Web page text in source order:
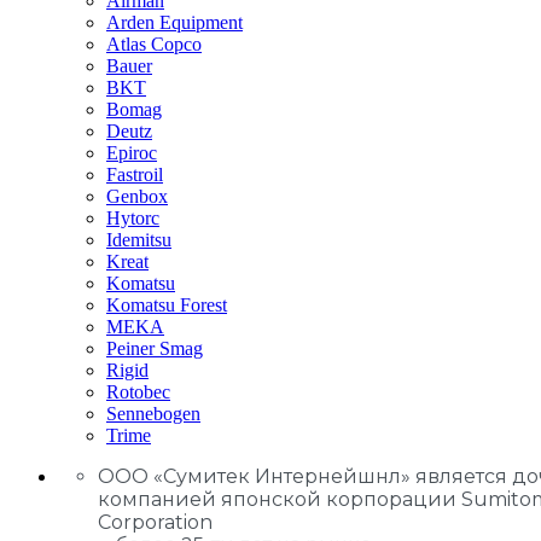
Arden Equipment
Atlas Сopco
Bauer
BKT
Bomag
Deutz
Epiroc
Fastroil
Genbox
Hytorc
Idemitsu
Kreat
Komatsu
Komatsu Forest
MEKA
Peiner Smag
Rigid
Rotobec
Sennebogen
Trime
ООО «Сумитек Интернейшнл» является
компанией японской корпорации
Corporation